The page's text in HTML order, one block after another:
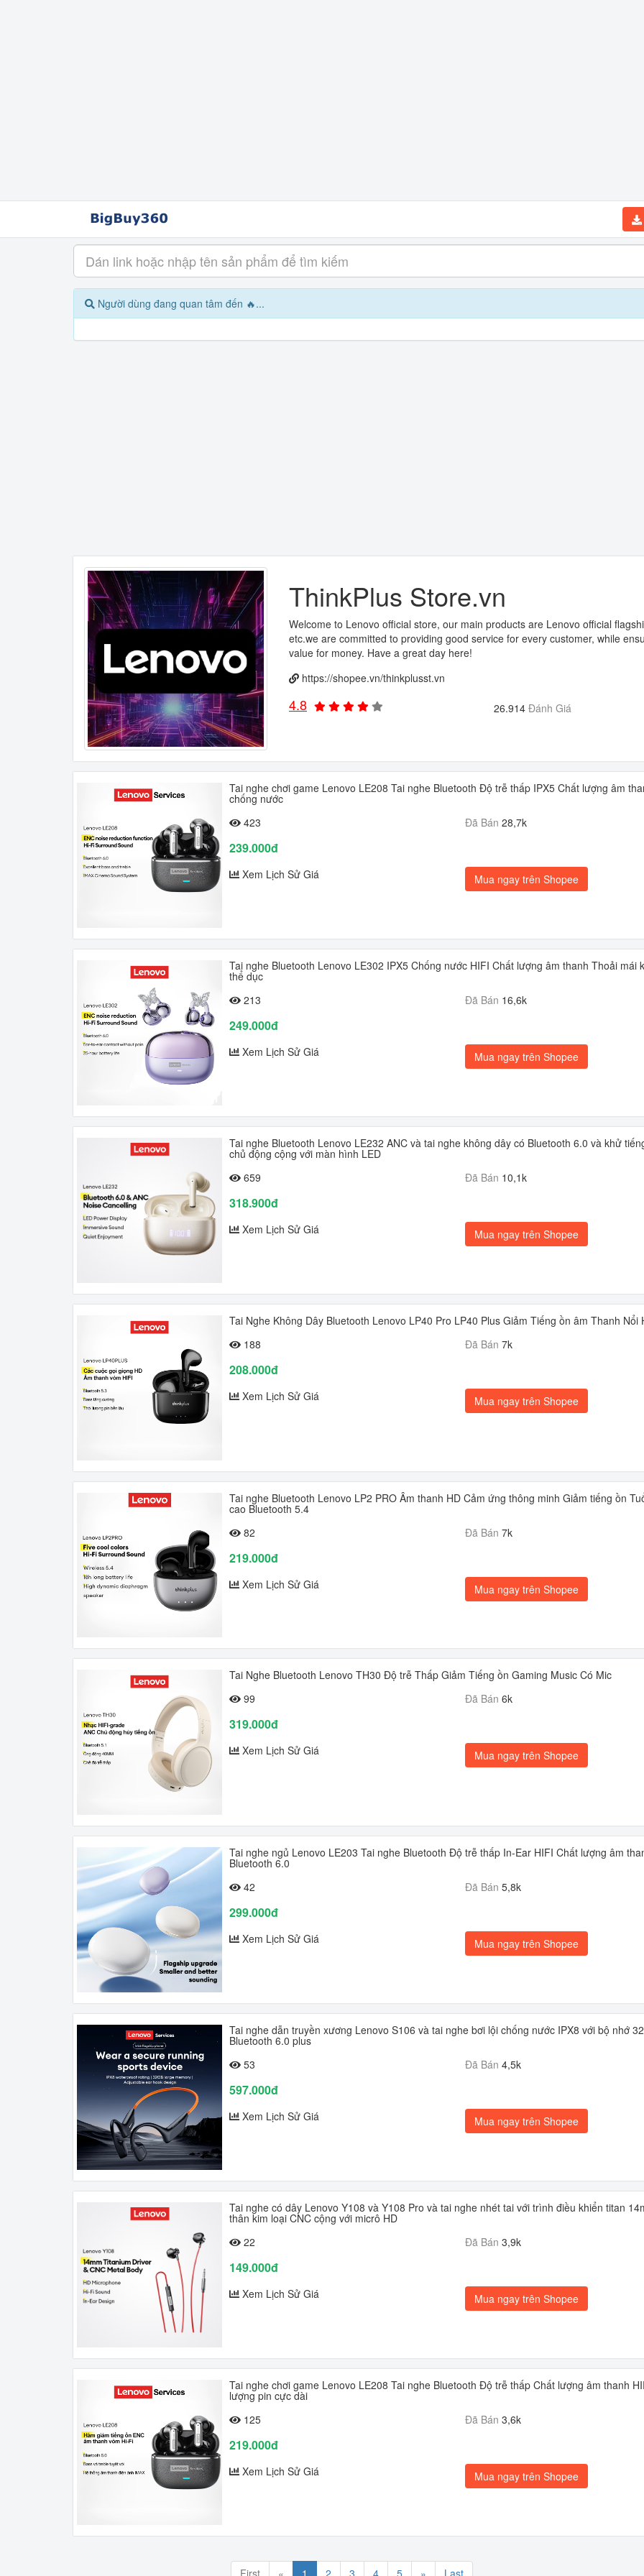
Người dùng đang quan tâm đến 🔥...
ThinkPlus Store.vn
Welcome to Lenovo official store, our main products are Lenovo official
etc.we are committed to providing good service for every customer, while
value for money. Have a great day here!
https://shopee.vn/thinkplusst.vn
4.8 26.914 Đánh Giá
Tai nghe chơi game Lenovo LE208 Tai nghe Bluetooth Độ trễ thấp IPX5 Chất lượng âm
chống nước
423
Đã Bán 28,7k
239.000đ
Xem Lịch Sử Giá Mua ngay trên Shopee
Tai nghe Bluetooth Lenovo LE302 IPX5 Chống nước HIFI Chất lượng âm thanh Thoải mái
thể dục
213
Đã Bán 16,6k
249.000đ
Xem Lịch Sử Giá Mua ngay trên Shopee
Tai nghe Bluetooth Lenovo LE232 ANC và tai nghe không dây có Bluetooth 6.0 và khử
chủ động cộng với màn hình LED
659
Đã Bán 10,1k
318.900đ
Xem Lịch Sử Giá Mua ngay trên Shopee
Tai Nghe Không Dây Bluetooth Lenovo LP40 Pro LP40 Plus Giảm Tiếng ồn âm Thanh Nổi
188
Đã Bán 7k
208.000đ
Xem Lịch Sử Giá Mua ngay trên Shopee
Tai nghe Bluetooth Lenovo LP2 PRO Âm thanh HD Cảm ứng thông minh Giảm tiếng ồn
cao Bluetooth 5.4
82
Đã Bán 7k
219.000đ
Xem Lịch Sử Giá Mua ngay trên Shopee
Tai Nghe Bluetooth Lenovo TH30 Độ trễ Thấp Giảm Tiếng ồn Gaming Music Có Mic
99
Đã Bán 6k
319.000đ
Xem Lịch Sử Giá Mua ngay trên Shopee
Tai nghe ngủ Lenovo LE203 Tai nghe Bluetooth Độ trễ thấp In-Ear HIFI Chất lượng âm
Bluetooth 6.0
42
Đã Bán 5,8k
299.000đ
Xem Lịch Sử Giá Mua ngay trên Shopee
Tai nghe dẫn truyền xương Lenovo S106 và tai nghe bơi lội chống nước IPX8 với bộ nhớ
Bluetooth 6.0 plus
53
Đã Bán 4,5k
597.000đ
Xem Lịch Sử Giá Mua ngay trên Shopee
Tai nghe có dây Lenovo Y108 và Y108 Pro và tai nghe nhét tai với trình điều khiển titan
thân kim loại CNC cộng với micrô HD
22
Đã Bán 3,9k
149.000đ
Xem Lịch Sử Giá Mua ngay trên Shopee
Tai nghe chơi game Lenovo LE208 Tai nghe Bluetooth Độ trễ thấp Chất lượng âm thanh
lượng pin cực dài
125
Đã Bán 3,6k
219.000đ
Xem Lịch Sử Giá Mua ngay trên Shopee
First « 1 2 3 4 5 » Last